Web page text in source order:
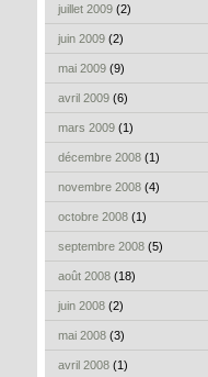
juillet 2009 (2)
juin 2009 (2)
mai 2009 (9)
avril 2009 (6)
mars 2009 (1)
décembre 2008 (1)
novembre 2008 (4)
octobre 2008 (1)
septembre 2008 (5)
août 2008 (18)
juin 2008 (2)
mai 2008 (3)
avril 2008 (1)